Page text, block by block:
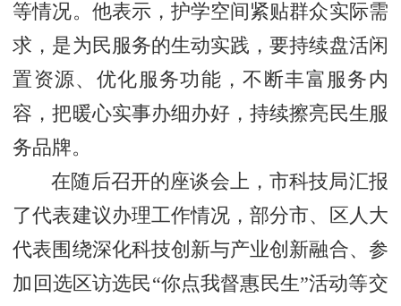
等情况。他表示，护学空间紧贴群众实际需
求，是为民服务的生动实践，要持续盘活闲
置资源、优化服务功能，不断丰富服务内
容，把暖心实事办细办好，持续擦亮民生服
务品牌。
在随后召开的座谈会上，市科技局汇报
了代表建议办理工作情况，部分市、区人大
代表围绕深化科技创新与产业创新融合、参
加回选区访选民“你点我督惠民生”活动等交